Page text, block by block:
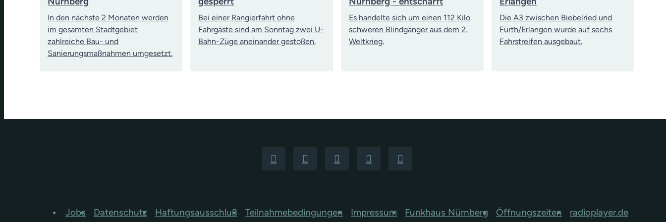
In den nächste 2 Monaten werden
im gesamten Stadtgebiet
zahlreiche Bau- und
Sanierungsmaßnahmen umgesetzt.
Bei einer Rangierfahrt ohne
Fahrgäste sind am Sonntag zwei U-
Bahn-Züge aneinander gestoßen.
Es handelte sich um einen 112 Kilo
schweren Blindgänger aus dem 2.
Weltkrieg.
Die A3 zwischen Biebelried und
Fürth/Erlangen wurde auf sechs
Fahrstreifen ausgebaut.
Jobs Datenschutz Haftungsausschluß Teilnahmebedingungen Impressum Funkhaus Nürnberg Öffnungszeiten radioplayer.de